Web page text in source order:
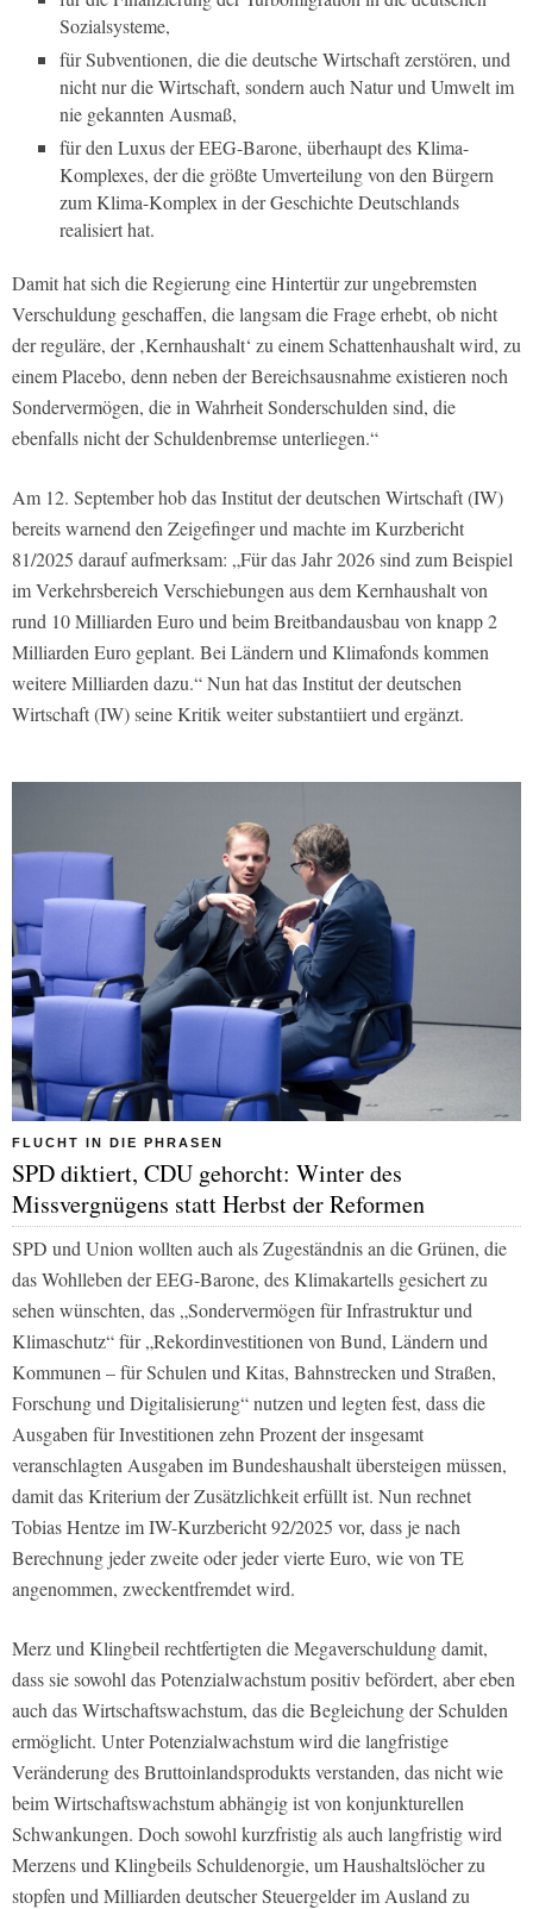
Sozialsysteme,
für Subventionen, die die deutsche Wirtschaft zerstören, und
nicht nur die Wirtschaft, sondern auch Natur und Umwelt im
nie gekannten Ausmaß,
für den Luxus der EEG-Barone, überhaupt des Klima-
Komplexes, der die größte Umverteilung von den Bürgern
zum Klima-Komplex in der Geschichte Deutschlands
realisiert hat.
Damit hat sich die Regierung eine Hintertür zur ungebremsten
Verschuldung geschaffen, die langsam die Frage erhebt, ob nicht
der reguläre, der ‚Kernhaushalt‘ zu einem Schattenhaushalt wird, zu
einem Placebo, denn neben der Bereichsausnahme existieren noch
Sondervermögen, die in Wahrheit Sonderschulden sind, die
ebenfalls nicht der Schuldenbremse unterliegen.“
Am 12. September hob das Institut der deutschen Wirtschaft (IW)
bereits warnend den Zeigefinger und machte im Kurzbericht
81/2025 darauf aufmerksam: „Für das Jahr 2026 sind zum Beispiel
im Verkehrsbereich Verschiebungen aus dem Kernhaushalt von
rund 10 Milliarden Euro und beim Breitbandausbau von knapp 2
Milliarden Euro geplant. Bei Ländern und Klimafonds kommen
weitere Milliarden dazu.“ Nun hat das Institut der deutschen
Wirtschaft (IW) seine Kritik weiter substantiiert und ergänzt.
FLUCHT IN DIE PHRASEN
SPD diktiert, CDU gehorcht: Winter des
Missvergnügens statt Herbst der Reformen
SPD und Union wollten auch als Zugeständnis an die Grünen, die
das Wohlleben der EEG-Barone, des Klimakartells gesichert zu
sehen wünschten, das „Sondervermögen für Infrastruktur und
Klimaschutz“ für „Rekordinvestitionen von Bund, Ländern und
Kommunen – für Schulen und Kitas, Bahnstrecken und Straßen,
Forschung und Digitalisierung“ nutzen und legten fest, dass die
Ausgaben für Investitionen zehn Prozent der insgesamt
veranschlagten Ausgaben im Bundeshaushalt übersteigen müssen,
damit das Kriterium der Zusätzlichkeit erfüllt ist. Nun rechnet
Tobias Hentze im IW-Kurzbericht 92/2025 vor, dass je nach
Berechnung jeder zweite oder jeder vierte Euro, wie von TE
angenommen, zweckentfremdet wird.
Merz und Klingbeil rechtfertigten die Megaverschuldung damit,
dass sie sowohl das Potenzialwachstum positiv befördert, aber eben
auch das Wirtschaftswachstum, das die Begleichung der Schulden
ermöglicht. Unter Potenzialwachstum wird die langfristige
Veränderung des Bruttoinlandsprodukts verstanden, das nicht wie
beim Wirtschaftswachstum abhängig ist von konjunkturellen
Schwankungen. Doch sowohl kurzfristig als auch langfristig wird
Merzens und Klingbeils Schuldenorgie, um Haushaltslöcher zu
stopfen und Milliarden deutscher Steuergelder im Ausland zu